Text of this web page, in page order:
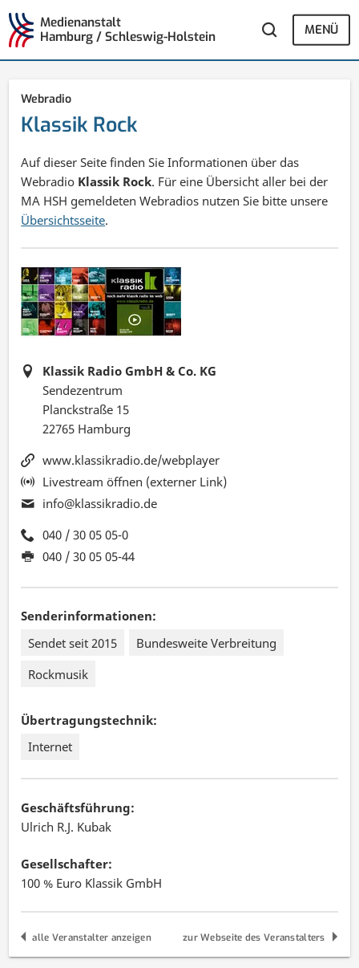
Medienanstalt
Hamburg / Schleswig-Holstein
MENÜ
Webradio
Klassik Rock
Auf dieser Seite finden Sie Informationen über das
Webradio Klassik Rock. Für eine Übersicht aller bei der
MA HSH gemeldeten Webradios nutzen Sie bitte unsere
Übersichtsseite.
Klassik Radio GmbH & Co. KG
Sendezentrum
Planckstraße 15
22765 Hamburg
www.klassikradio.de/webplayer
Livestream öffnen (externer Link)
info@klassikradio.de
040 / 30 05 05-0
040 / 30 05 05-44
Senderinformationen:
Sendet seit 2015
Bundesweite Verbreitung
Rockmusik
Übertragungstechnik:
Internet
Geschäftsführung:
Ulrich R.J. Kubak
Gesellschafter:
100 % Euro Klassik GmbH
alle Veranstalter anzeigen zur Webseite des Veranstalters